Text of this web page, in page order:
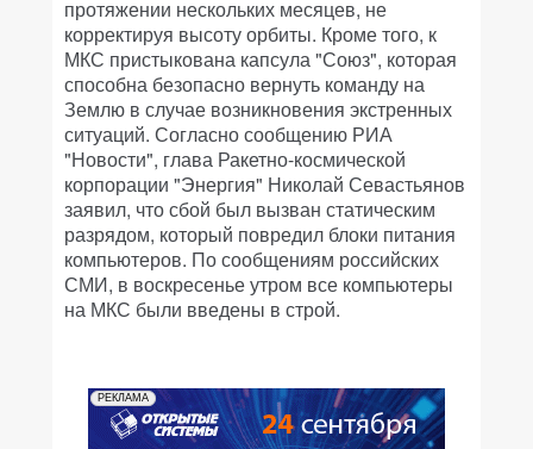
протяжении нескольких месяцев, не
корректируя высоту орбиты. Кроме того, к
МКС пристыкована капсула "Союз", которая
способна безопасно вернуть команду на
Землю в случае возникновения экстренных
ситуаций. Согласно сообщению РИА
"Новости", глава Ракетно-космической
корпорации "Энергия" Николай Севастьянов
заявил, что сбой был вызван статическим
разрядом, который повредил блоки питания
компьютеров. По сообщениям российских
СМИ, в воскресенье утром все компьютеры
на МКС были введены в строй.
РЕКЛАМА